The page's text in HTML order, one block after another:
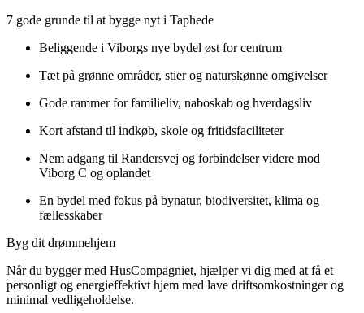
7 gode grunde til at bygge nyt i Taphede
Beliggende i Viborgs nye bydel øst for centrum
Tæt på grønne områder, stier og naturskønne omgivelser
Gode rammer for familieliv, naboskab og hverdagsliv
Kort afstand til indkøb, skole og fritidsfaciliteter
Nem adgang til Randersvej og forbindelser videre mod
Viborg C og oplandet
En bydel med fokus på bynatur, biodiversitet, klima og
fællesskaber
Byg dit drømmehjem
Når du bygger med HusCompagniet, hjælper vi dig med at få et
personligt og energieffektivt hjem med lave driftsomkostninger og
minimal vedligeholdelse.